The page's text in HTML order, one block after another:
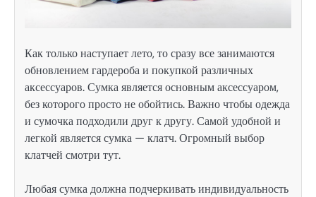
Как только наступает лето, то сразу все занимаются
обновлением гардероба и покупкой различных
аксессуаров. Сумка является основным аксессуаром,
без которого просто не обойтись. Важно чтобы одежда
и сумочка подходили друг к другу. Самой удобной и
легкой является сумка — клатч. Огромный выбор
клатчей смотри тут.
Любая сумка должна подчеркивать индивидуальность